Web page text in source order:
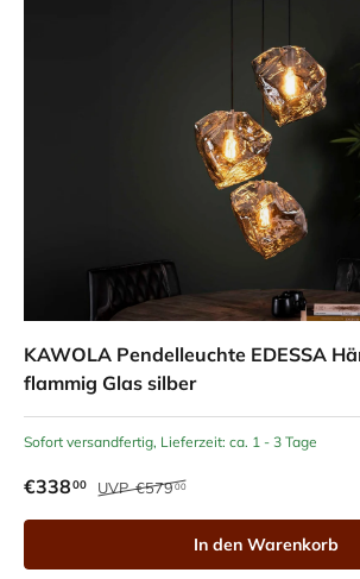
KAWOLA Pendelleuchte EDESSA
flammig Glas silber
Sofort versandfertig, Lieferzeit: ca. 1 - 3 Tage
€33800 UVP€57900
In den Warenkorb